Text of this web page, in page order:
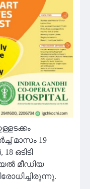
മാസം 19
ഒടിടി
മീഡിയ